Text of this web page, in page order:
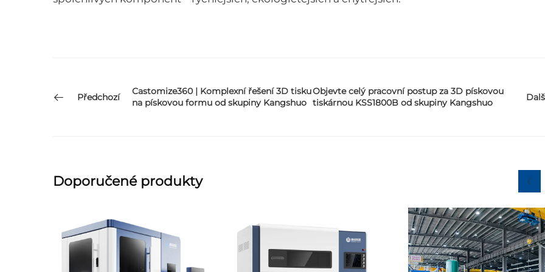
Předchozí
Castomize360 | Komplexní řešení 3D tisku
na pískovou formu od skupiny Kangshuo
Objevte celý pracovní postup za 3D pískovou
tiskárnou KSS1800B od skupiny Kangshuo
Doporučené produkty